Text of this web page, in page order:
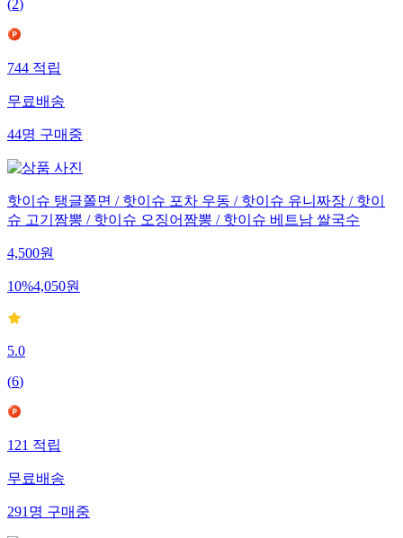
(2)
744적립
무료배송
44명구매중
핫이슈 탱글쫄면 / 핫이슈 포차 우동 / 핫이슈 유니짜장 / 핫이
슈 고기짬뽕 / 핫이슈 오징어짬뽕 / 핫이슈 베트남 쌀국수
4,500원
10%4,050원
5.0
(6)
121적립
무료배송
291명구매중